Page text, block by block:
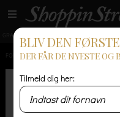
GRATIS LEVERING
FORSIDE / HERRE / UNDERTØJ & NATTØJ
BLIV DEN FØRSTE
DER FÅR DE NYESTE OG
Tilmeld dig her: